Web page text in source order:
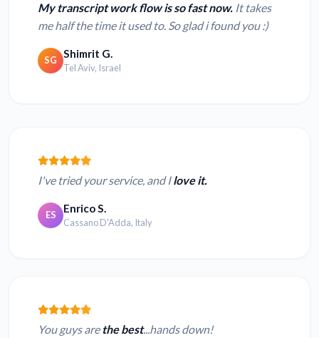
My transcript work flow is so fast now. It takes
me half the time it used to. So glad i found you :)
SG Shimrit G.
Tel Aviv, Israel
I've tried your service, and Ilove it.
ES Enrico S.
Cassano D'Adda, Italy
You guys are the best...hands down!